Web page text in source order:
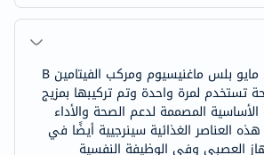
حبيبات غلو راديانس مايو بلس ماغنيسيوم ومركب الفيتامين B
تستخدم لمرة واحدة وتم تركيبها بمزيج
الأساسية المصممة لدعم الصحة والأداء
العناصر الغذائية سينرجيية أيضًا في
العصبي وفي الوظيفة النفسية